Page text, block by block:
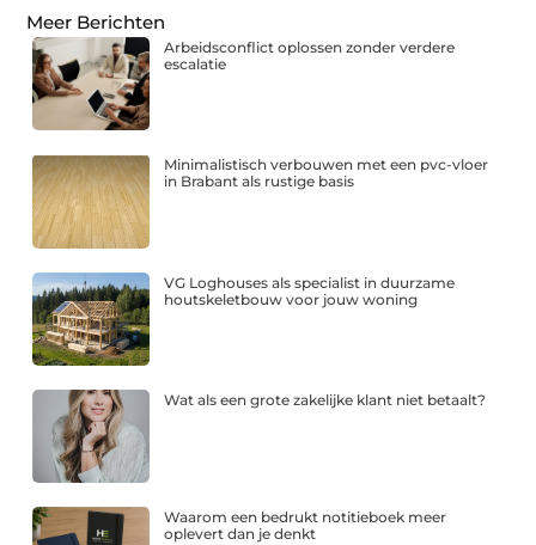
Meer Berichten
Arbeidsconflict oplossen zonder verdere
escalatie
Minimalistisch verbouwen met een pvc-vloer
in Brabant als rustige basis
VG Loghouses als specialist in duurzame
houtskeletbouw voor jouw woning
Wat als een grote zakelijke klant niet betaalt?
Waarom een bedrukt notitieboek meer
oplevert dan je denkt